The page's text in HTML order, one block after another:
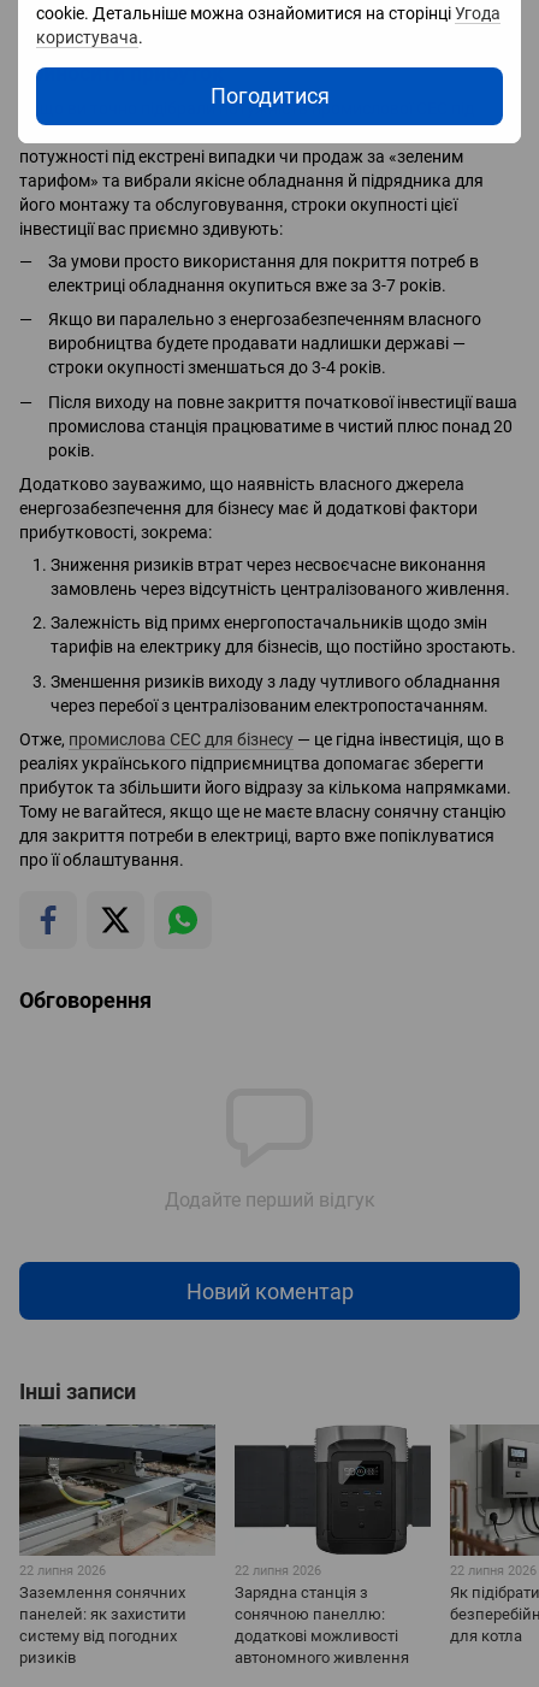
cookie. Детальніше можна ознайомитися на сторінціУгода
користувача.
Погодитися
Коли сонячна електростанція починає
приносити прибуток
Якщо ви точно підібрали потужність промислової СЕС під
потужності під екстрені випадки чи продаж за «зеленим
тарифом» та вибрали якісне обладнання й підрядника для
його монтажу та обслуговування, строки окупності цієї
інвестиції вас приємно здивують:
За умови просто використання для покриття потреб в
електриці обладнання окупиться вже за 3-7 років.
Якщо ви паралельно з енергозабезпеченням власного
виробництва будете продавати надлишки державі —
строки окупності зменшаться до 3-4 років.
Після виходу на повне закриття початкової інвестиції ваша
промислова станція працюватиме в чистий плюс понад 20
років.
Додатково зауважимо, що наявність власного джерела
енергозабезпечення для бізнесу має й додаткові фактори
прибутковості, зокрема:
Зниження ризиків втрат через несвоєчасне виконання
замовлень через відсутність централізованого живлення.
Залежність від примх енергопостачальників щодо змін
тарифів на електрику для бізнесів, що постійно зростають.
Зменшення ризиків виходу з ладу чутливого обладнання
через перебої з централізованим електропостачанням.
Отже, промислова СЕС для бізнесу — це гідна інвестиція, що в
реаліях українського підприємництва допомагає зберегти
прибуток та збільшити його відразу за кількома напрямками.
Тому не вагайтеся, якщо ще не маєте власну сонячну станцію
для закриття потреби в електриці, варто вже попіклуватися
про її облаштування.
Обговорення
Додайте перший відгук
Новий коментар
Інші записи
22 липня 2026
Заземлення сонячних
панелей: як захистити
систему від погодних
ризиків
22 липня 2026
Зарядна станція з
сонячною панеллю:
додаткові можливості
автономного живлення
22 липня 2026
Як
для котла